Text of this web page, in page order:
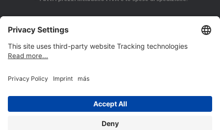
Jakob-Maul-Str. 17, 64732 Bad König, Germany - RAEE No.: IT21100000013363 - RPA
No.: IT21100P00007347